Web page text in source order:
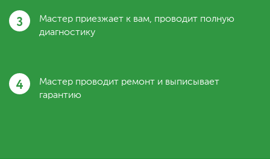
3
Мастер приезжает к вам, проводит полную
диагностику
4
Мастер проводит ремонт и выписывает
гарантию